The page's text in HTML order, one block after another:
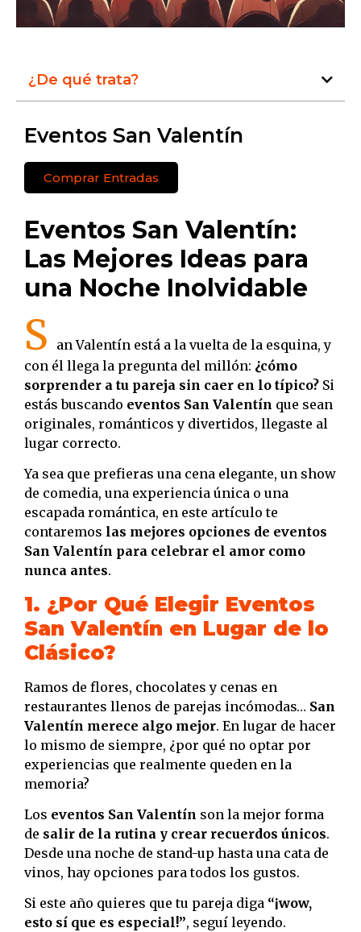
¿De qué trata?
Eventos San Valentín
Comprar Entradas
Eventos San Valentín:
Las Mejores Ideas para
una Noche Inolvidable
S
an Valentín está a la vuelta de la esquina, y
con él llega la pregunta del millón: ¿cómo
sorprender a tu pareja sin caer en lo típico? Si
estás buscando eventos San Valentín que sean
originales, románticos y divertidos, llegaste al
lugar correcto.
Ya sea que prefieras una cena elegante, un show
de comedia, una experiencia única o una
escapada romántica, en este artículo te
contaremos las mejores opciones de eventos
San Valentín para celebrar el amor como
nunca antes.
1. ¿Por Qué Elegir Eventos
San Valentín en Lugar de lo
Clásico?
Ramos de flores, chocolates y cenas en
restaurantes llenos de parejas incómodas… San
Valentín merece algo mejor. En lugar de hacer
lo mismo de siempre, ¿por qué no optar por
experiencias que realmente queden en la
memoria?
Los eventos San Valentín son la mejor forma
de salir de la rutina y crear recuerdos únicos.
Desde una noche de stand-up hasta una cata de
vinos, hay opciones para todos los gustos.
Si este año quieres que tu pareja diga “¡wow,
esto sí que es especial!”, seguí leyendo.